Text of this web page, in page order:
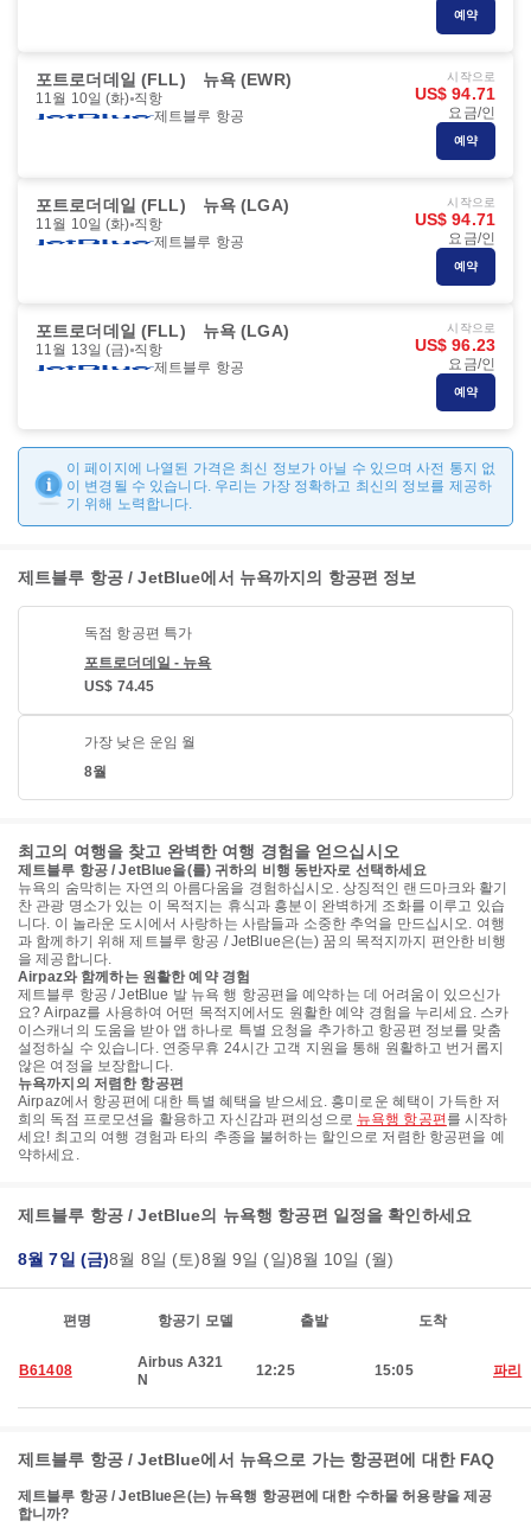
예약
포트로더데일 (FLL) 뉴욕 (EWR)
11월 10일 (화) 직항
제트블루 항공
시작으로
US$ 94.71
요금/인
예약
포트로더데일 (FLL) 뉴욕 (LGA)
11월 10일 (화) 직항
제트블루 항공
시작으로
US$ 94.71
요금/인
예약
포트로더데일 (FLL) 뉴욕 (LGA)
11월 13일 (금) 직항
제트블루 항공
시작으로
US$ 96.23
요금/인
예약
이 페이지에 나열된 가격은 최신 정보가 아닐 수 있으며 사전 통지 없
이 변경될 수 있습니다. 우리는 가장 정확하고 최신의 정보를 제공하
기 위해 노력합니다.
제트블루 항공 / JetBlue에서 뉴욕까지의 항공편 정보
독점 항공편 특가
포트로더데일 - 뉴욕
US$ 74.45
가장 낮은 운임 월
8월
최고의 여행을 찾고 완벽한 여행 경험을 얻으십시오
제트블루 항공 / JetBlue을(를) 귀하의 비행 동반자로 선택하세요
뉴욕의 숨막히는 자연의 아름다움을 경험하십시오. 상징적인 랜드마크와 활기
찬 관광 명소가 있는 이 목적지는 휴식과 흥분이 완벽하게 조화를 이루고 있습
니다. 이 놀라운 도시에서 사랑하는 사람들과 소중한 추억을 만드십시오. 여행
과 함께하기 위해 제트블루 항공 / JetBlue은(는) 꿈의 목적지까지 편안한 비행
을 제공합니다.
Airpaz와 함께하는 원활한 예약 경험
제트블루 항공 / JetBlue 발 뉴욕 행 항공편을 예약하는 데 어려움이 있으신가
요? Airpaz를 사용하여 어떤 목적지에서도 원활한 예약 경험을 누리세요. 스카
이스캐너의 도움을 받아 앱 하나로 특별 요청을 추가하고 항공편 정보를 맞춤
설정하실 수 있습니다. 연중무휴 24시간 고객 지원을 통해 원활하고 번거롭지
않은 여정을 보장합니다.
뉴욕까지의 저렴한 항공편
Airpaz에서 항공편에 대한 특별 혜택을 받으세요. 흥미로운 혜택이 가득한 저
희의 독점 프로모션을 활용하고 자신감과 편의성으로 뉴욕행 항공편 를 시작하
세요! 최고의 여행 경험과 타의 추종을 불허하는 할인으로 저렴한 항공편을 예
약하세요.
제트블루 항공 / JetBlue의 뉴욕행 항공편 일정을 확인하세요
8월 7일 (금)8월 8일 (토)8월 9일 (일)8월 10일 (월)
편명 항공기 모델 출발 도착
B61408
Airbus A321
N
12:25 15:05 파리
제트블루 항공 / JetBlue에서 뉴욕으로 가는 항공편에 대한 FAQ
제트블루 항공 / JetBlue은(는) 뉴욕행 항공편에 대한 수하물 허용량을 제공
합니까?